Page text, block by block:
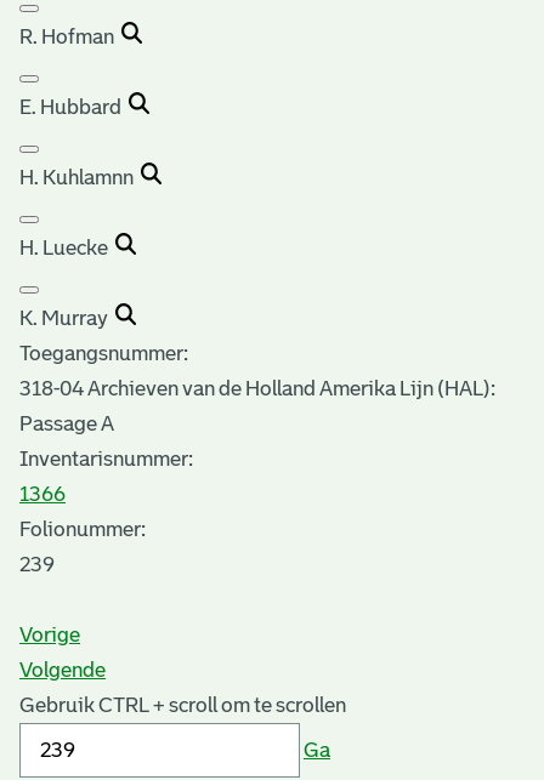
R. Hofman
E. Hubbard
H. Kuhlamnn
H. Luecke
K. Murray
Toegangsnummer:
318-04 Archieven van de Holland Amerika Lijn (HAL):
Passage A
Inventarisnummer:
1366
Folionummer:
239
Vorige
Volgende
Gebruik CTRL + scroll om te scrollen
Ga